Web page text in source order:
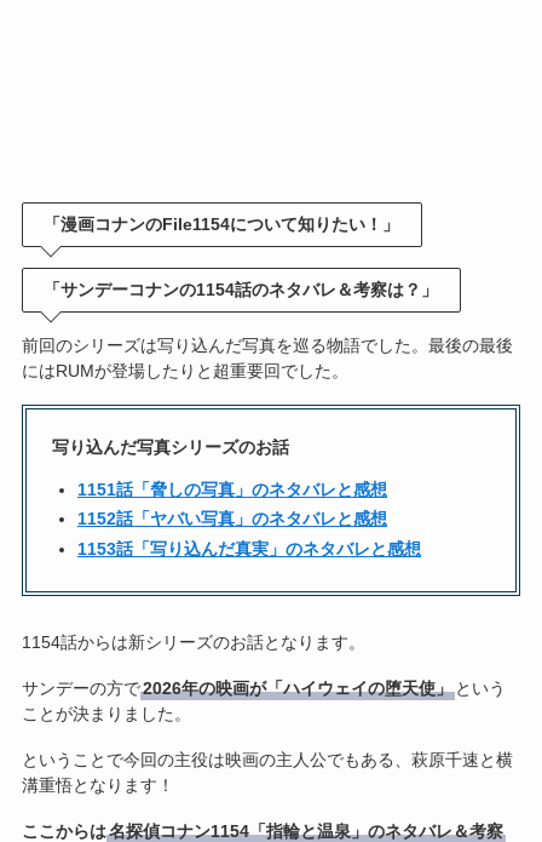
「漫画コナンのFile1154について知りたい！」
「サンデーコナンの1154話のネタバレ＆考察は？」
前回のシリーズは写り込んだ写真を巡る物語でした。最後の最後
にはRUMが登場したりと超重要回でした。
写り込んだ写真シリーズのお話
1151話「脅しの写真」のネタバレと感想
1152話「ヤバい写真」のネタバレと感想
1153話「写り込んだ真実」のネタバレと感想
1154話からは新シリーズのお話となります。
サンデーの方で2026年の映画が「ハイウェイの堕天使」という
ことが決まりました。
ということで今回の主役は映画の主人公でもある、萩原千速と横
溝重悟となります！
ここからは名探偵コナン1154「指輪と温泉」のネタバレ＆考察